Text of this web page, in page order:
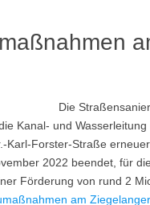
Die
Kanal- und
Karl-Forster-Straße
2022 beendet, für
Förderung von rund 2
am